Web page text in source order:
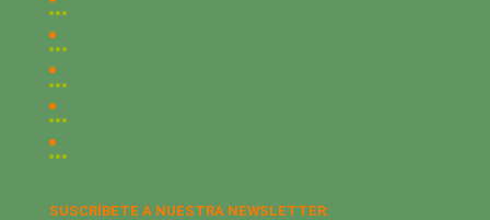
SUSCRÍBETE A NUESTRA NEWSLETTER: